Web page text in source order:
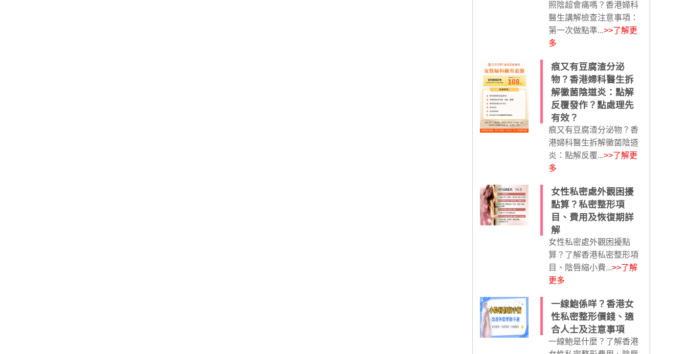
照陰超會痛嗎？香港婦科
醫生講解檢查注意事項：
第一次做點準...>>了解更
多
痕又有豆腐渣分泌
物？香港婦科醫生拆
解黴菌陰道炎：點解
反覆發作？點處理先
有效？
痕又有豆腐渣分泌物？香
港婦科醫生拆解黴菌陰道
炎：點解反覆...>>了解更
多
女性私密處外觀困擾
點算？私密整形項
目、費用及恢復期詳
解
女性私密處外觀困擾點
算？了解香港私密整形項
目、陰唇縮小費...>>了解
更多
一線鮑係咩？香港女
性私密整形價錢、適
合人士及注意事項
一線鮑是什麼？了解香港